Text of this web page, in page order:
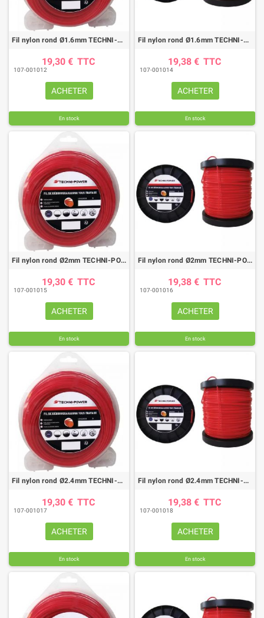
(1 avis)
Fil nylon rond Ø1.6mm TECHNI-POWER (90M)
19,30 € TTC
107-001012
ACHETER
En stock
Fil nylon rond Ø1.6mm TECHNI-POWER (100M)
19,38 € TTC
107-001014
ACHETER
En stock
Fil nylon rond Ø2mm TECHNI-POWER (80M)
19,30 € TTC
107-001015
ACHETER
En stock
Fil nylon rond Ø2mm TECHNI-POWER (130M)
19,38 € TTC
107-001016
ACHETER
En stock
Fil nylon rond Ø2.4mm TECHNI-POWER (70M)
19,30 € TTC
107-001017
ACHETER
En stock
Fil nylon rond Ø2.4mm TECHNI-POWER (90M)
19,38 € TTC
107-001018
ACHETER
En stock